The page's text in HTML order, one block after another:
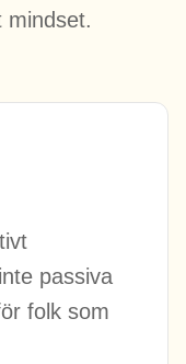
mindset.
passiva
folk som